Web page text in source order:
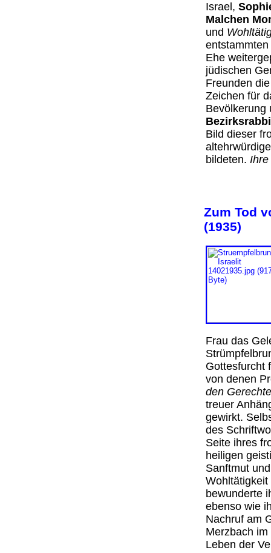
Israel,
Malchen
und
Ehe
jüdischen
Freunden
Zeichen für
Bevölkerung
Bild dieser
bildeten. Ihre
Zum Tod
(1935)
Frau das
Gottesfurcht
von denen
den
treuer
gewirkt.
des
Seite ihres
heiligen
Sanftmut
bewunderte
ebenso wie
Nachruf am
Merzbach
Leben der